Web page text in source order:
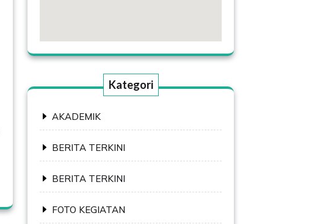
Kategori
AKADEMIK
BERITA TERKINI
BERITA TERKINI
FOTO KEGIATAN